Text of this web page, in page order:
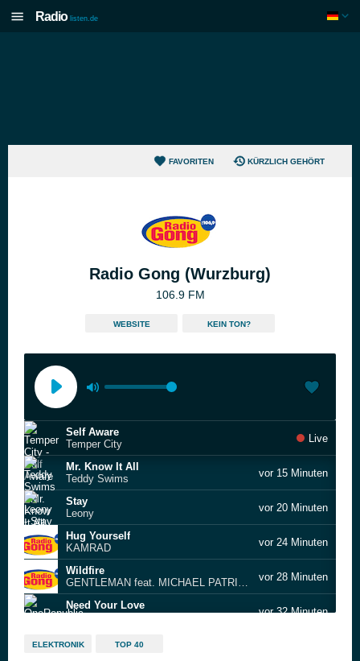
Radio listen.de
FAVORITEN KÜRZLICH GEHÖRT
Radio Gong (Wurzburg)
106.9 FM
WEBSITE KEIN TON?
Self Aware
Temper City
Live
Mr. Know It All
Teddy Swims
vor 15 Minuten
Stay
Leony
vor 20 Minuten
Hug Yourself
KAMRAD
vor 24 Minuten
Wildfire
GENTLEMAN feat. MICHAEL PATRICK KELLY
vor 28 Minuten
Need Your Love
vor 32 Minuten
I Adore You
ELEKTRONIK TOP 40